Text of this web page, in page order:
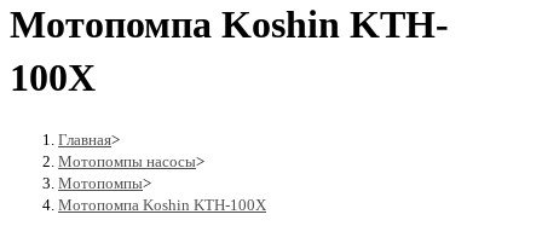
сайту
Мотопомпа Koshin KTH-
100X
Главная>
Мотопомпы насосы>
Мотопомпы>
Мотопомпа Koshin KTH-100X